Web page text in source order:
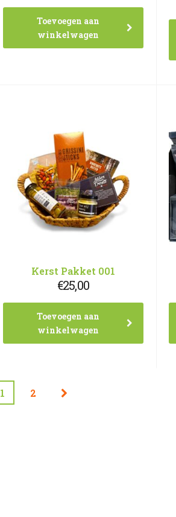
Toevoegen aan
winkelwagen
Kerst Pakket 001
€25,00
Toevoegen aan
winkelwagen
1 2